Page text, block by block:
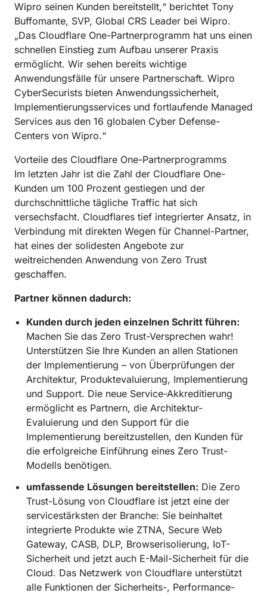
Wipro seinen Kunden bereitstellt,“ berichtet Tony
Buffomante, SVP, Global CRS Leader bei Wipro.
„Das Cloudflare One-Partnerprogramm hat uns einen
schnellen Einstieg zum Aufbau unserer Praxis
ermöglicht. Wir sehen bereits wichtige
Anwendungsfälle für unsere Partnerschaft. Wipro
CyberSecurists bieten Anwendungssicherheit,
Implementierungsservices und fortlaufende Managed
Services aus den 16 globalen Cyber Defense-
Centers von Wipro.“
Vorteile des Cloudflare One-Partnerprogramms
Im letzten Jahr ist die Zahl der Cloudflare One-
Kunden um 100 Prozent gestiegen und der
durchschnittliche tägliche Traffic hat sich
versechsfacht. Cloudflares tief integrierter Ansatz, in
Verbindung mit direkten Wegen für Channel-Partner,
hat eines der solidesten Angebote zur
weitreichenden Anwendung von Zero Trust
geschaffen.
Partner können dadurch:
Kunden durch jeden einzelnen Schritt führen:
Machen Sie das Zero Trust-Versprechen wahr!
Unterstützen Sie Ihre Kunden an allen Stationen
der Implementierung – von Überprüfungen der
Architektur, Produktevaluierung, Implementierung
und Support. Die neue Service-Akkreditierung
ermöglicht es Partnern, die Architektur-
Evaluierung und den Support für die
Implementierung bereitzustellen, den Kunden für
die erfolgreiche Einführung eines Zero Trust-
Modells benötigen.
umfassende Lösungen bereitstellen: Die Zero
Trust-Lösung von Cloudflare ist jetzt eine der
servicestärksten der Branche: Sie beinhaltet
integrierte Produkte wie ZTNA, Secure Web
Gateway, CASB, DLP, Browserisolierung, IoT-
Sicherheit und jetzt auch E-Mail-Sicherheit für die
Cloud. Das Netzwerk von Cloudflare unterstützt
alle Funktionen der Sicherheits-, Performance-